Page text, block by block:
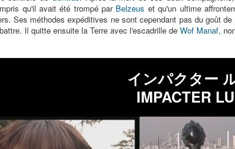
qu'il avait été trompé par Belzeus et qu'un ultime
Ses méthodes expéditives ne sont cependant pas du goût
Il quitte ensuite la Terre avec l'escadrille de Wof Manaf,
インパクター
IMPACTER